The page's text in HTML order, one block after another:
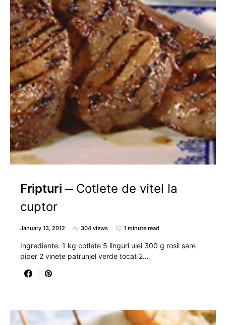
Fripturi
Cotlete de vitel la
cuptor
January 13, 2012 304 views 1 minute read
Ingrediente: 1 kg cotlete 5 linguri ulei 300 g rosii sare
piper 2 vinete patrunjel verde tocat 2…